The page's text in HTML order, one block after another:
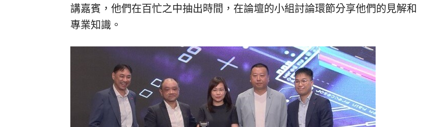
講嘉賓，他們在百忙之中抽出時間，在論壇的小組討論環節分享他們的見解和
專業知識。